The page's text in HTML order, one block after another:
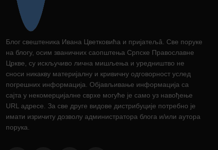
Блог свештеника Ивана Цветковића и пријатељâ. Све поруке
на блогу, осим званичних саопштења Српске Православне
Цркве, су искључиво лична мишљења и уредништво не
сноси никакву материјалну и кривичну одговорност услед
погрешних информација. Објављивање информација са
сајта у некомерцијалне сврхе могуће је само уз навођење
URL адресе. За све друге видове дистрибуције потребно је
имати изричиту дозволу администратора блога и/или аутора
порука.